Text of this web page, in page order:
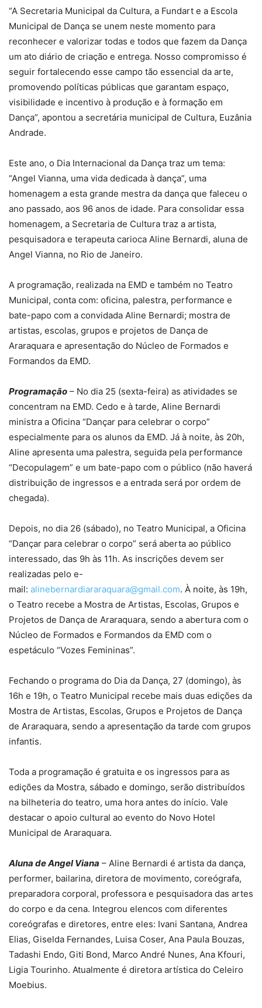
“A Secretaria Municipal da Cultura, a Fundart e a Escola
Municipal de Dança se unem neste momento para
reconhecer e valorizar todas e todos que fazem da Dança
um ato diário de criação e entrega. Nosso compromisso é
seguir fortalecendo esse campo tão essencial da arte,
promovendo políticas públicas que garantam espaço,
visibilidade e incentivo à produção e à formação em
Dança”, apontou a secretária municipal de Cultura, Euzânia
Andrade.
Este ano, o Dia Internacional da Dança traz um tema:
“Angel Vianna, uma vida dedicada à dança”, uma
homenagem a esta grande mestra da dança que faleceu o
ano passado, aos 96 anos de idade. Para consolidar essa
homenagem, a Secretaria de Cultura traz a artista,
pesquisadora e terapeuta carioca Aline Bernardi, aluna de
Angel Vianna, no Rio de Janeiro.
A programação, realizada na EMD e também no Teatro
Municipal, conta com: oficina, palestra, performance e
bate-papo com a convidada Aline Bernardi; mostra de
artistas, escolas, grupos e projetos de Dança de
Araraquara e apresentação do Núcleo de Formados e
Formandos da EMD.
Programação – No dia 25 (sexta-feira) as atividades se
concentram na EMD. Cedo e à tarde, Aline Bernardi
ministra a Oficina “Dançar para celebrar o corpo”
especialmente para os alunos da EMD. Já à noite, às 20h,
Aline apresenta uma palestra, seguida pela performance
“Decopulagem” e um bate-papo com o público (não haverá
distribuição de ingressos e a entrada será por ordem de
chegada).
Depois, no dia 26 (sábado), no Teatro Municipal, a Oficina
“Dançar para celebrar o corpo” será aberta ao público
interessado, das 9h às 11h. As inscrições devem ser
realizadas pelo e-
mail: alinebernardiararaquara@gmail.com. À noite, às 19h,
o Teatro recebe a Mostra de Artistas, Escolas, Grupos e
Projetos de Dança de Araraquara, sendo a abertura com o
Núcleo de Formados e Formandos da EMD com o
espetáculo “Vozes Femininas”.
Fechando o programa do Dia da Dança, 27 (domingo), às
16h e 19h, o Teatro Municipal recebe mais duas edições da
Mostra de Artistas, Escolas, Grupos e Projetos de Dança
de Araraquara, sendo a apresentação da tarde com grupos
infantis.
Toda a programação é gratuita e os ingressos para as
edições da Mostra, sábado e domingo, serão distribuídos
na bilheteria do teatro, uma hora antes do início. Vale
destacar o apoio cultural ao evento do Novo Hotel
Municipal de Araraquara.
Aluna de Angel Viana – Aline Bernardi é artista da dança,
performer, bailarina, diretora de movimento, coreógrafa,
preparadora corporal, professora e pesquisadora das artes
do corpo e da cena. Integrou elencos com diferentes
coreógrafas e diretores, entre eles: Ivani Santana, Andrea
Elias, Giselda Fernandes, Luisa Coser, Ana Paula Bouzas,
Tadashi Endo, Giti Bond, Marco André Nunes, Ana Kfouri,
Ligia Tourinho. Atualmente é diretora artística do Celeiro
Moebius.